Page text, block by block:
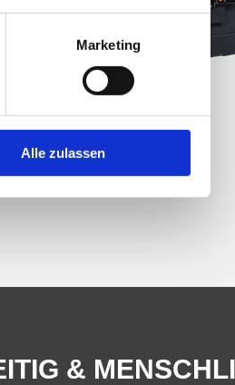
Marketing
Alle zulassen
&